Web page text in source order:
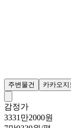
주변물건 카카오지
감정가
3331만2000원